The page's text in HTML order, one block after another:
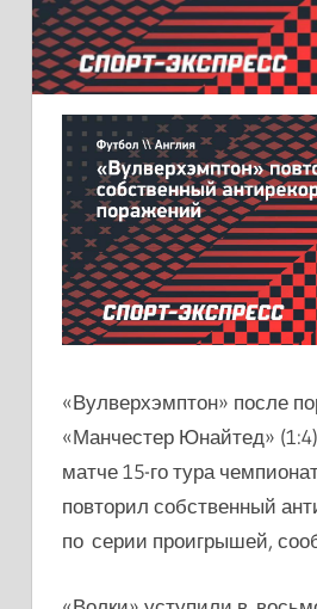
«Вулверхэмптон» после
«Манчестер Юнайтед»
матче 15-го тура
повторил собственный
по серии проигрышей,